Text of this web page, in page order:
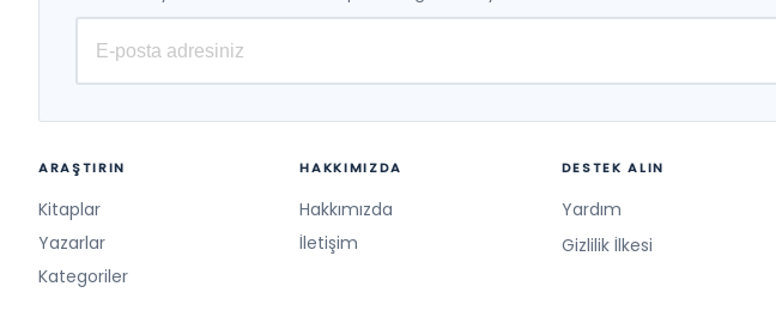
ARAŞTIRIN
Kitaplar
Yazarlar
Kategoriler
HAKKIMIZDA
Hakkımızda
İletişim
DESTEK ALIN
Yardım
Gizlilik İlkesi